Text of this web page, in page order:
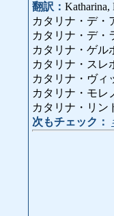
翻訳： Katharina,
カタリナ・デ・
カタリナ・デ・
カタリナ・ゲル
カタリナ・スレ
カタリナ・ヴィ
カタリナ・モレ
カタリナ・リン
次もチェック：